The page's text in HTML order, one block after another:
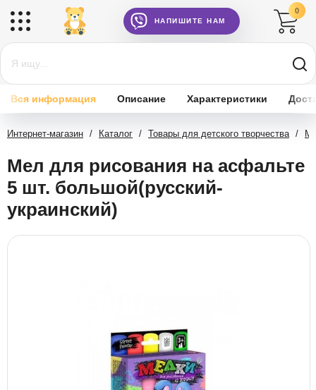
НАПИШИТЕ НАМ
0
Вся информация Описание Характеристики
Интернет-магазин / Каталог / Товары для детского творчества /
Мел для рисования на асфальте
5 шт. большой(русский-
украинский)